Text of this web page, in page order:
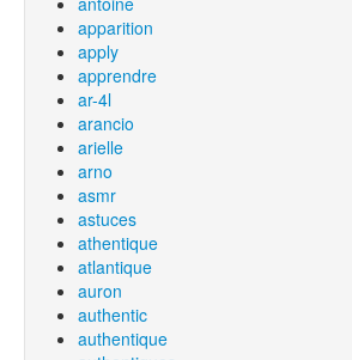
apparition
apply
apprendre
ar-4l
arancio
arielle
arno
asmr
astuces
athentique
atlantique
auron
authentic
authentique